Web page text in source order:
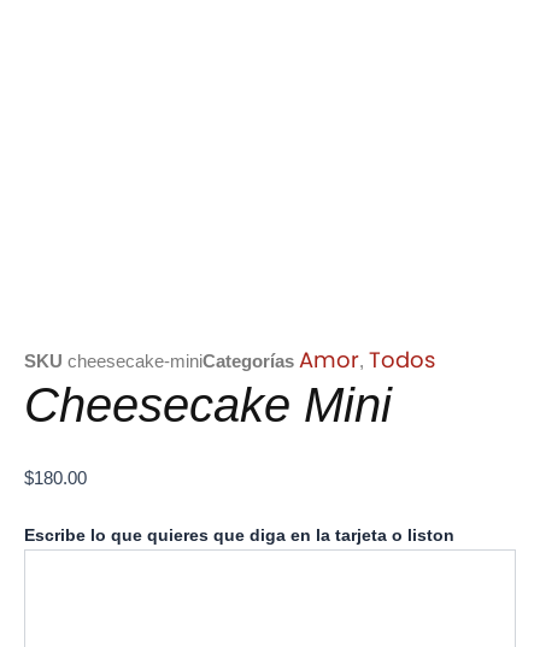
SKU cheesecake-miniCategorías Amor, Todos
Cheesecake Mini
$180.00
Escribe lo que quieres que diga en la tarjeta o liston
Cheesecake
Mini